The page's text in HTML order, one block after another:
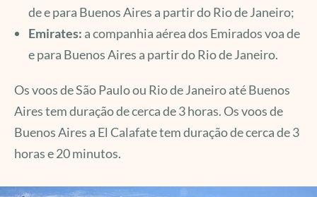
de e para Buenos Aires a partir do Rio de Janeiro;
Emirates: a companhia aérea dos Emirados voa de
e para Buenos Aires a partir do Rio de Janeiro.
Os voos de São Paulo ou Rio de Janeiro até Buenos
Aires tem duração de cerca de 3 horas. Os voos de
Buenos Aires a El Calafate tem duração de cerca de 3
horas e 20 minutos.